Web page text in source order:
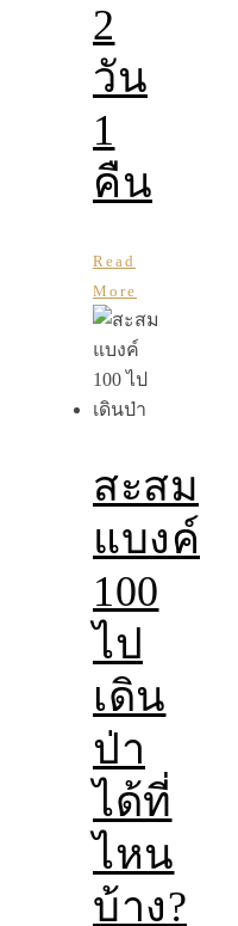
2
วัน
1
คืน
Read
More
สะสม
แบงค์
100
ไป
เดิน
ป่า
ได้ที่
ไหน
บ้าง?